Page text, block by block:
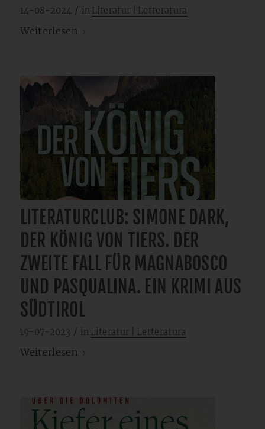
14-08-2024 / in Literatur | Letteratura
Weiterlesen
LITERATURCLUB: SIMONE DARK,
DER KÖNIG VON TIERS. DER
ZWEITE FALL FÜR MAGNABOSCO
UND PASQUALINA. EIN KRIMI AUS
SÜDTIROL
19-07-2023 / in Literatur | Letteratura
Weiterlesen